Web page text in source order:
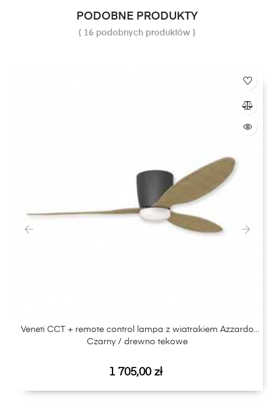
PODOBNE PRODUKTY
( 16 podobnych produktów )
Veneti CCT + remote control lampa z wiatrakiem Azzardo
Czarny / drewno tekowe
Cena
1 705,00 zł